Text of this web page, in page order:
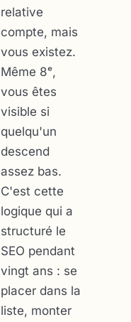
relative
compte, mais
vous existez.
Même 8ᵉ,
vous êtes
visible si
quelqu'un
descend
assez bas.
C'est cette
logique qui a
structuré le
SEO pendant
vingt ans : se
placer dans la
liste, monter